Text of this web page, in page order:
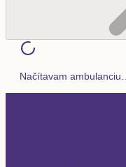
Načítavam ambulanciu…